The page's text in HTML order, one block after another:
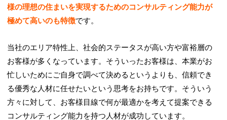
様の理想の住まいを実現するためのコンサルティング能力が
極めて高いのも特徴です。
当社のエリア特性上、社会的ステータスが高い方や富裕層の
お客様が多くなっています。そういったお客様は、本業がお
忙しいためにご自身で調べて決めるというよりも、信頼でき
る優秀な人材に任せたいという思考をお持ちです。そういう
方々に対して、お客様目線で何が最適かを考えて提案できる
コンサルティング能力を持つ人材が成功しています。